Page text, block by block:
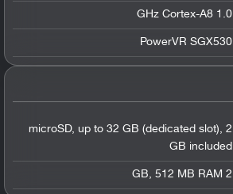
1.0 GHz Cortex-A8
PowerVR SGX530
microSD, up to 32 GB (dedicated slot), 2
GB included
2 GB, 512 MB RAM